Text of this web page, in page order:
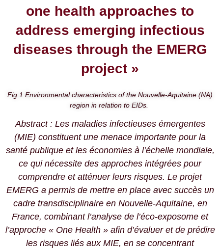
one health approaches to
address emerging infectious
diseases through the EMERG
project »
Fig.1 Environmental characteristics of the Nouvelle-Aquitaine (NA)
region in relation to EIDs.
Abstract : Les maladies infectieuses émergentes
(MIE) constituent une menace importante pour la
santé publique et les économies à l’échelle mondiale,
ce qui nécessite des approches intégrées pour
comprendre et atténuer leurs risques. Le projet
EMERG a permis de mettre en place avec succès un
cadre transdisciplinaire en Nouvelle-Aquitaine, en
France, combinant l’analyse de l’éco-exposome et
l’approche « One Health » afin d’évaluer et de prédire
les risques liés aux MIE, en se concentrant